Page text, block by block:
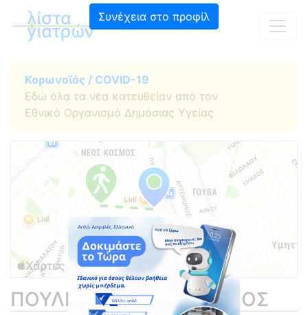
Συνέχεια στο προφίλ
Κορωνοϊός / COVID-19
Εδώ όλα τα νέα κατευθείαν από τον
Εθνικό Οργανισμό Δημόσιας Υγείας
ΠΟΥΛΙΑΝΟΣ ΧΑΡΑΛΑΜΠΟΣ